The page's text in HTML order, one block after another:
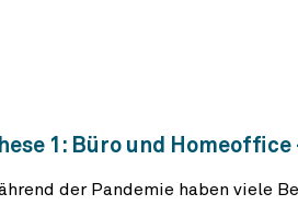
1: Büro und
der Pandemie haben viele